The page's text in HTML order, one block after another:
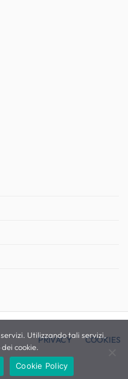
PRIVACY COOKIES
Utilizzando tali servizi,
cookie.
Cookie Policy